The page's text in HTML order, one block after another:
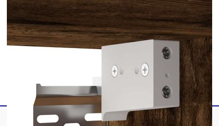
Материал: Инженерно дърво
Общи размери: 80 x 25 x 30 см (Ш x Д x В)
Максимален капацитет на теглото: 60 кг